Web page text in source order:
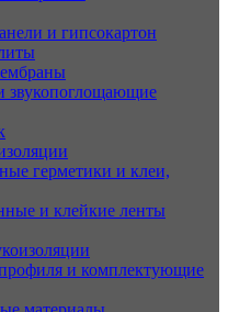
и гипсокартон
звукопоглощающие
герметики и клеи,
и клейкие ленты
и комплектующие